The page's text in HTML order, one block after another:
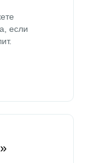
если